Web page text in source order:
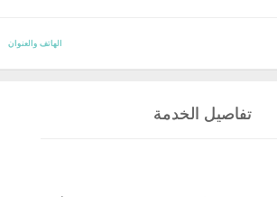
الهاتف والعنوان
تفاصيل الخدمة